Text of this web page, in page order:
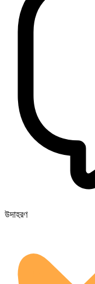
উদাহরণ